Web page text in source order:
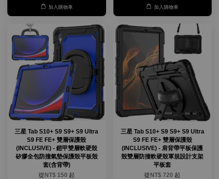
加入購物車 加入購物車
三星 Tab S10+ S9 S9+ S9 Ultra
S9 FE FE+ 雙層保護殼
(INCLUSIVE) - 鎧甲雙層軟硬殼
矽膠全包防撞氣墊保護殼平板殼
套(含背帶)
從 NT$ 150 起
三星 Tab S10+ S9 S9+ S9 Ultra
S9 FE FE+ 雙層保護殼
(INCLUSIVE) - 肩背帶平板保護
殼雙層防撞軟硬殼軍規設計支架
平板套
從 NT$ 720 起